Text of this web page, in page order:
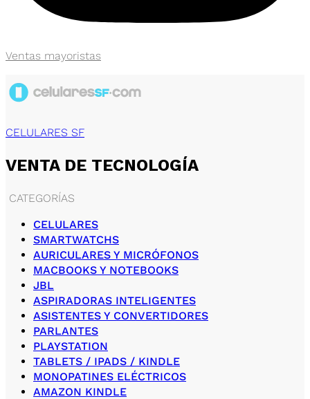
Ventas mayoristas
CELULARES SF
VENTA DE TECNOLOGÍA
CATEGORÍAS
CELULARES
SMARTWATCHS
AURICULARES Y MICRÓFONOS
MACBOOKS Y NOTEBOOKS
JBL
ASPIRADORAS INTELIGENTES
ASISTENTES Y CONVERTIDORES
PARLANTES
PLAYSTATION
TABLETS / IPADS / KINDLE
MONOPATINES ELÉCTRICOS
AMAZON KINDLE